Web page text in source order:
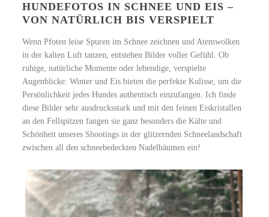
HUNDEFOTOS IN SCHNEE UND EIS –
VON NATÜRLICH BIS VERSPIELT
Wenn Pfoten leise Spuren im Schnee zeichnen und Atemwolken
in der kalten Luft tanzen, entstehen Bilder voller Gefühl. Ob
ruhige, natürliche Momente oder lebendige, verspielte
Augenblicke: Winter und Eis bieten die perfekte Kulisse, um die
Persönlichkeit jedes Hundes authentisch einzufangen. Ich finde
diese Bilder sehr ausdrucksstark und mit den feinen Eiskristallen
an den Fellspitzen fangen sie ganz besonders die Kälte und
Schönheit unseres Shootings in der glitzernden Schneelandschaft
zwischen all den schneebedeckten Nadelbäumen ein!